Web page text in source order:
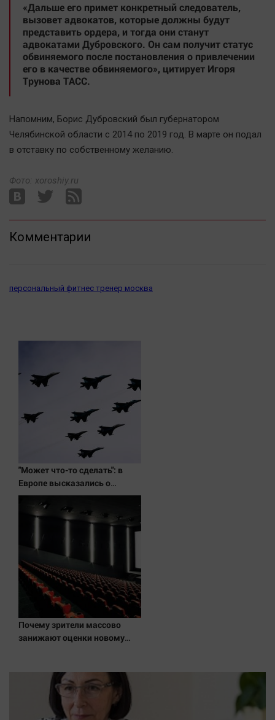
Вкусное
Дети
Интервью
Конкурс
Народная журналистика
Обсуждаем
Последняя инстанция
«Дальше его примет конкретный следователь,
вызовет адвокатов, которые должны будут
представить ордера, и тогда они станут
адвокатами Дубровского. Он сам получит статус
обвиняемого после постановления о привлечении
его в качестве обвиняемого», цитирует Игоря
Трунова ТАСС.
Напомним, Борис Дубровский был губернатором
Челябинской области с 2014 по 2019 год. В марте он подал
в отставку по собственному желанию.
Фото: xoroshiy.ru
Комментарии
персональный фитнес тренер москва
"Может что-то сделать": в
Европе высказались о
нападении России
Почему зрители массово
занижают оценки новому